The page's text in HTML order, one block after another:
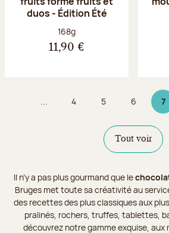
duos - Édition Été
Poids net :
168g
11,90 €
... Page
4 Page
5 Page
6 7
Tout voir
Il n’y a pas plus gourmand que le
Bruges met toute sa créativité au
des recettes des plus classiques aux
pralinés, rochers, truffes, tablettes,
découvrez notre gamme exquise, aux